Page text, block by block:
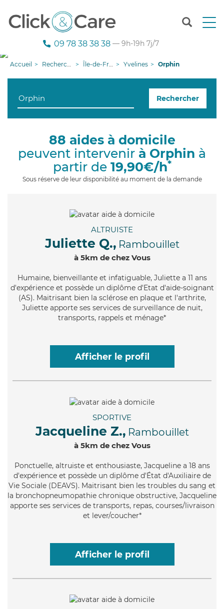
T
n
g
09 78 38 38 38 — 9h-19h 7j/7
Accueil Recherche aide à domicile Île-de-France Yvelines Orphin
Rechercher
88 aides à domicile
peuvent intervenir à Orphin à
partir de 19,90€/h*
Sous réserve de leur disponibilité au moment de la demande
ALTRUISTE
Juliette Q., Rambouillet
à 5km de chez Vous
Humaine, bienveillante et infatiguable, Juliette a 11 ans
d'expérience et possède un diplôme d'Etat d'aide-soignant
(AS). Maitrisant bien la sclérose en plaque et l'arthrite,
Juliette apporte ses services de surveillance de nuit,
transports, rappels et ménage*
Afficher le profil
SPORTIVE
Jacqueline Z., Rambouillet
à 5km de chez Vous
Ponctuelle, altruiste et enthousiaste, Jacqueline a 18 ans
d'expérience et possède un diplôme d'État d'Auxiliaire de
Vie Sociale (DEAVS). Maitrisant bien les troubles du sang et
la bronchopneumopathie chronique obstructive, Jacqueline
apporte ses services de transports, repas, courses/livraison
et lever/coucher*
Afficher le profil